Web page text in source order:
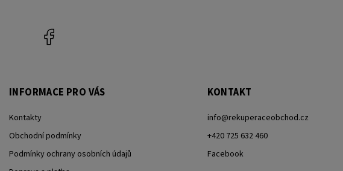
INFORMACE PRO VÁS
Kontakty
Obchodní podmínky
Podmínky ochrany osobních údajů
KONTAKT
info@rekuperaceobchod.cz
+420 725 632 460
Facebook